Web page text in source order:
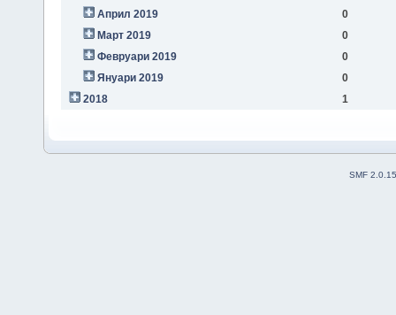
Април 2019
0
Март 2019
0
Февруари 2019
0
Януари 2019
0
2018
1
SMF 2.0.15